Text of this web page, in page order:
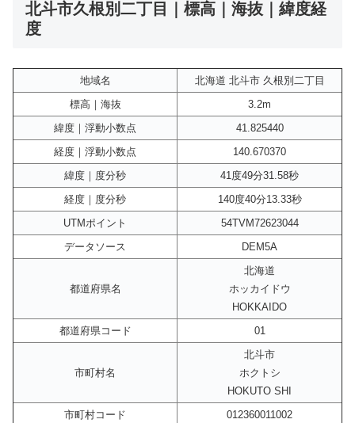
北斗市久根別二丁目｜標高｜海抜｜緯度経
度
地域名
北海道 北斗市 久根別二丁目
標高｜海抜
3.2m
緯度｜浮動小数点
41.825440
経度｜浮動小数点
140.670370
緯度｜度分秒
41度49分31.58秒
経度｜度分秒
140度40分13.33秒
UTMポイント
54TVM72623044
データソース
DEM5A
都道府県名
北海道
ホッカイドウ
HOKKAIDO
都道府県コード
01
市町村名
北斗市
ホクトシ
HOKUTO SHI
市町村コード
012360011002